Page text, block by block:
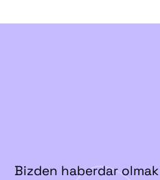
Bizden haberdar